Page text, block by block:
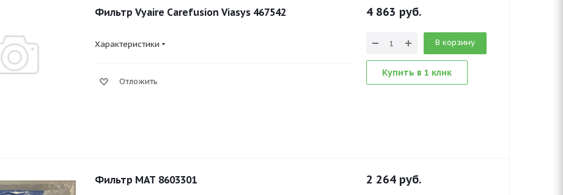
Фильтр Vyaire Carefusion Viasys 467542
Характеристики
Отложить
4 863 руб.
В корзину
Купить в 1 клик
Фильтр MAT 8603301 2 264 руб.